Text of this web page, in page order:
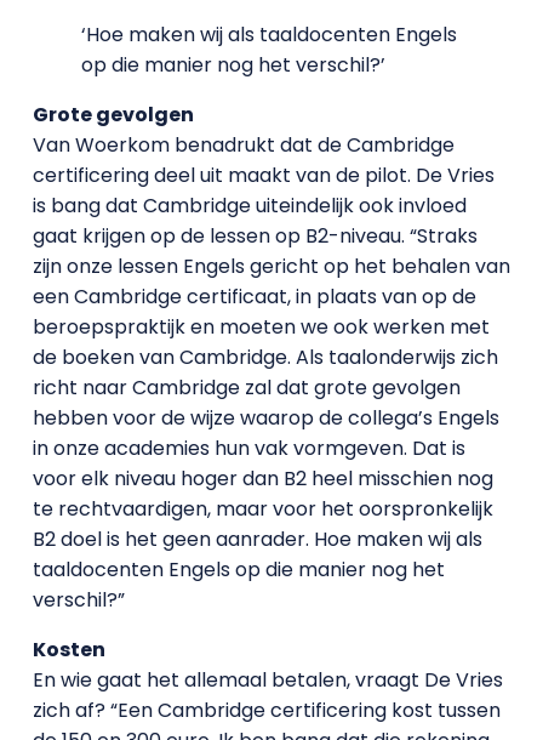
‘Hoe maken wij als taaldocenten Engels
op die manier nog het verschil?’
Grote gevolgen
Van Woerkom benadrukt dat de Cambridge
certificering deel uit maakt van de pilot. De Vries
is bang dat Cambridge uiteindelijk ook invloed
gaat krijgen op de lessen op B2-niveau. “Straks
zijn onze lessen Engels gericht op het behalen van
een Cambridge certificaat, in plaats van op de
beroepspraktijk en moeten we ook werken met
de boeken van Cambridge. Als taalonderwijs zich
richt naar Cambridge zal dat grote gevolgen
hebben voor de wijze waarop de collega’s Engels
in onze academies hun vak vormgeven. Dat is
voor elk niveau hoger dan B2 heel misschien nog
te rechtvaardigen, maar voor het oorspronkelijk
B2 doel is het geen aanrader. Hoe maken wij als
taaldocenten Engels op die manier nog het
verschil?”
Kosten
En wie gaat het allemaal betalen, vraagt De Vries
zich af? “Een Cambridge certificering kost tussen